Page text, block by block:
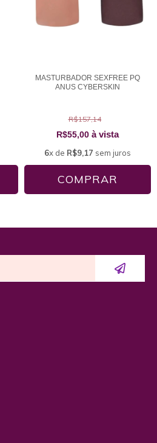
MASTURBADOR SEXFREE PQ
ANUS CYBERSKIN
R$157,14
R$55,00 à vista
6x de R$9,17 sem juros
COMPRAR